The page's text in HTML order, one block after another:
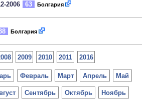
2006 63 Болгария
Болгария
2009 2010 2011 2016
Февраль Март Апрель Май
Сентябрь Октябрь Ноябрь